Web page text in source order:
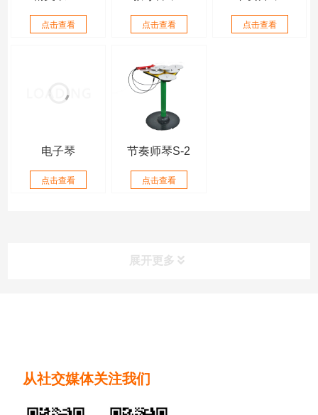
点击查看 点击查看 点击查看
电子琴
点击查看
节奏师琴S-2
点击查看
展开更多
从社交媒体关注我们